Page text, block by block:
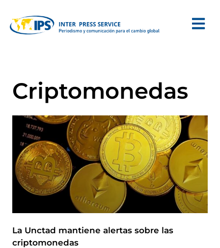
Criptomonedas
La Unctad mantiene alertas sobre las
criptomonedas